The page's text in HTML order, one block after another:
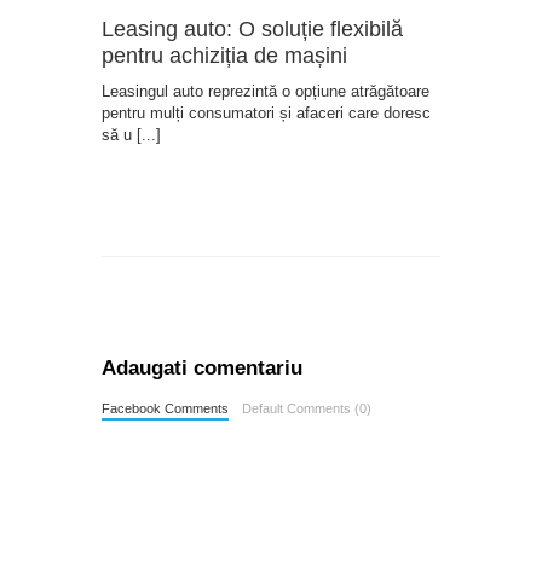
Leasing auto: O soluție flexibilă
pentru achiziția de mașini
Leasingul auto reprezintă o opțiune atrăgătoare
pentru mulți consumatori și afaceri care doresc
să u [...]
Adaugati comentariu
Facebook Comments Default Comments (0)